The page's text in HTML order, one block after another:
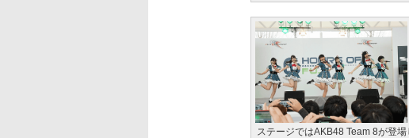
ステージではAKB48 Team 8が登